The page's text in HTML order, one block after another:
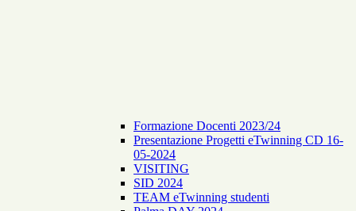
Formazione Docenti 2023/24
Presentazione Progetti eTwinning CD 16-
05-2024
VISITING
SID 2024
TEAM eTwinning studenti